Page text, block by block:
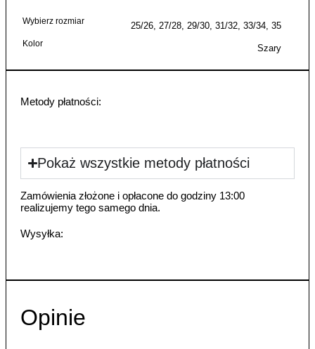
Wybierz rozmiar 25/26, 27/28, 29/30, 31/32, 33/34, 35
Kolor Szary
Metody płatności:
Pokaż wszystkie metody płatności
Zamówienia złożone i opłacone do godziny 13:00
realizujemy tego samego dnia.
Wysyłka:
Opinie